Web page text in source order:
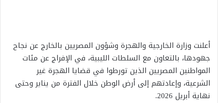
أعلنت وزارة الخارجية والهجرة وشؤون المصريين بالخارج عن نجاح
جهودها، بالتعاون مع السلطات الليبية، في الإفراج عن مئات
المواطنين المصريين الذين تورطوا في قضايا الهجرة غير
الشرعية، وإعادتهم إلى أرض الوطن خلال الفترة من يناير وحتى
نهاية أبريل 2026.